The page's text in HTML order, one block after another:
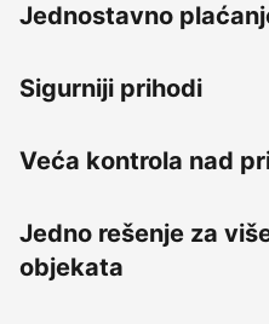
Jednostavno
Sigurniji prihodi
Veća kontrola nad
Jedno rešenje za
objekata